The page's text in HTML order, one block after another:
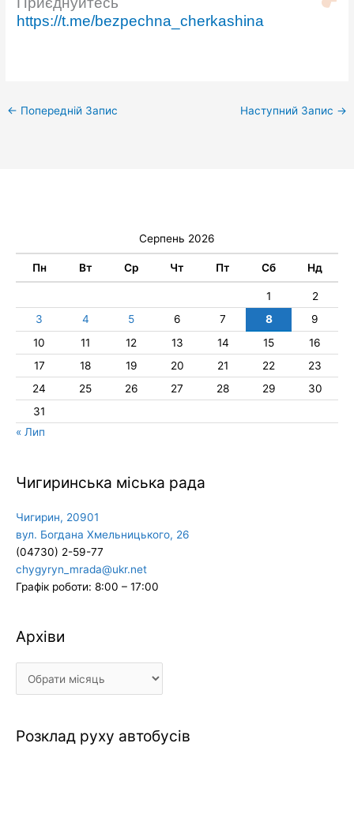
https://t.me/bezpechna_cherkashina
← Попередній Запис Наступний Запис →
Серпень 2026
Пн Вт Ср Чт Пт Сб Нд
1
2
3
4 5 6 7 8
9
10
11 12 13 14 15
16
17
18 19 20 21 22
23
24
25 26 27 28 29
30
31
« Лип
Чигиринська міська рада
Чигирин, 20901
вул. Богдана Хмельницького, 26
(04730) 2-59-77
chygyryn_mrada@ukr.net
Графік роботи: 8:00 – 17:00
Архіви
Архіви
Розклад руху автобусів